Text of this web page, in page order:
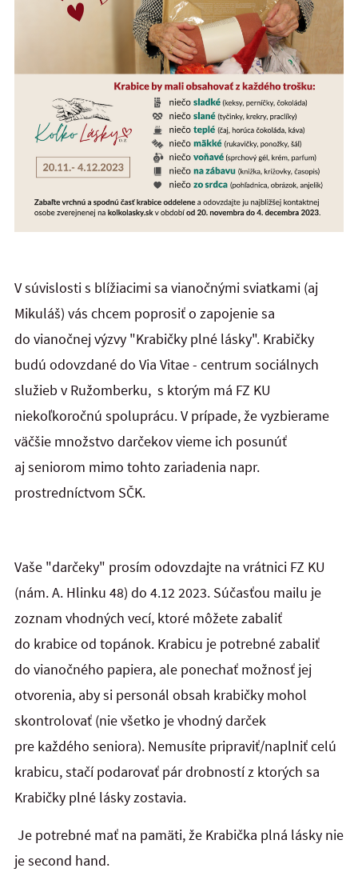
V súvislosti s blížiacimi sa vianočnými sviatkami (aj
Mikuláš) vás chcem poprosiť o zapojenie sa
do vianočnej výzvy "Krabičky plné lásky". Krabičky
budú odovzdané do Via Vitae - centrum sociálnych
služieb v Ružomberku, s ktorým má FZ KU
niekoľkoročnú spoluprácu. V prípade, že vyzbierame
väčšie množstvo darčekov vieme ich posunúť
aj seniorom mimo tohto zariadenia napr.
prostredníctvom SČK.
Vaše "darčeky" prosím odovzdajte na vrátnici FZ KU
(nám. A. Hlinku 48) do 4.12 2023. Súčasťou mailu je
zoznam vhodných vecí, ktoré môžete zabaliť
do krabice od topánok. Krabicu je potrebné zabaliť
do vianočného papiera, ale ponechať možnosť jej
otvorenia, aby si personál obsah krabičky mohol
skontrolovať (nie všetko je vhodný darček
pre každého seniora). Nemusíte pripraviť/naplniť celú
krabicu, stačí podarovať pár drobností z ktorých sa
Krabičky plné lásky zostavia.
Je potrebné mať na pamäti, že Krabička plná lásky nie
je second hand.